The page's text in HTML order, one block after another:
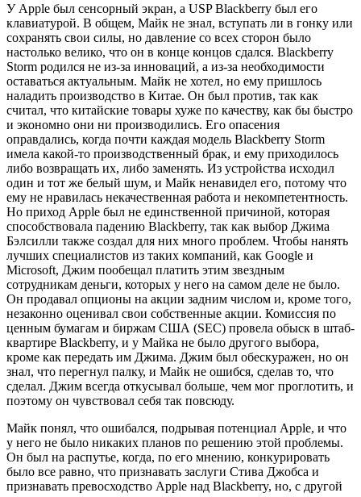
У Apple был сенсорный экран, а USP Blackberry был его
клавиатурой. В общем, Майк не знал, вступать ли в гонку или
сохранять свои силы, но давление со всех сторон было
настолько велико, что он в конце концов сдался. Blackberry
Storm родился не из-за инноваций, а из-за необходимости
оставаться актуальным. Майк не хотел, но ему пришлось
наладить производство в Китае. Он был против, так как
считал, что китайские товары хуже по качеству, как бы быстро
и экономно они ни производились. Его опасения
оправдались, когда почти каждая модель Blackberry Storm
имела какой-то производственный брак, и ему приходилось
либо возвращать их, либо заменять. Из устройства исходил
один и тот же белый шум, и Майк ненавидел его, потому что
ему не нравилась некачественная работа и некомпетентность.
Но приход Apple был не единственной причиной, которая
способствовала падению Blackberry, так как выбор Джима
Бэлсилли также создал для них много проблем. Чтобы нанять
лучших специалистов из таких компаний, как Google и
Microsoft, Джим пообещал платить этим звездным
сотрудникам деньги, которых у него на самом деле не было.
Он продавал опционы на акции задним числом и, кроме того,
незаконно оценивал свои собственные акции. Комиссия по
ценным бумагам и биржам США (SEC) провела обыск в штаб-
квартире Blackberry, и у Майка не было другого выбора,
кроме как передать им Джима. Джим был обескуражен, но он
знал, что перегнул палку, и Майк не ошибся, сделав то, что
сделал. Джим всегда откусывал больше, чем мог проглотить, и
поэтому он чувствовал себя так повсюду.
Майк понял, что ошибался, подрывая потенциал Apple, и что
у него не было никаких планов по решению этой проблемы.
Он был на распутье, когда, по его мнению, конкурировать
было все равно, что признавать заслуги Стива Джобса и
признавать превосходство Apple над Blackberry, но, с другой